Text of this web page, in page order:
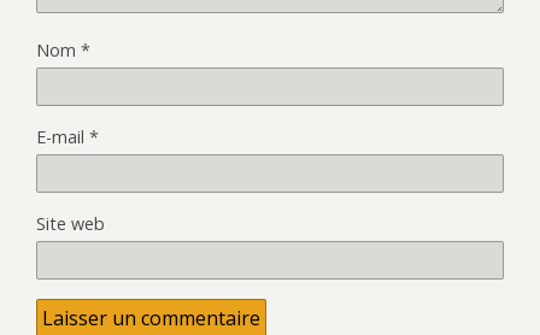
Nom *
E-mail *
Site web